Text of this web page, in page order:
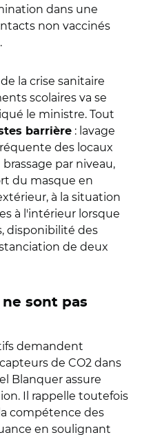
dans une
non vaccinés
la crise sanitaire
scolaires va se
le ministre. Tout
barrière : lavage
des locaux
par niveau,
du masque en
à la situation
à l'intérieur lorsque
disponibilité des
de deux
sont pas
demandent
de CO2 dans
Blanquer assure
Il rappelle toutefois
compétence des
en soulignant